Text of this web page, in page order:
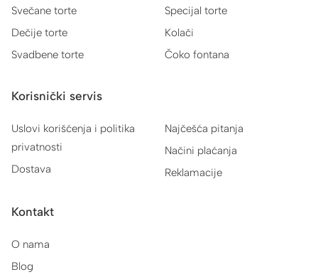
Svečane torte
Dečije torte
Svadbene torte
Specijal torte
Kolači
Čoko fontana
Korisnički servis
Uslovi korišćenja i politika
privatnosti
Dostava
Najčešća pitanja
Načini plaćanja
Reklamacije
Kontakt
O nama
Blog